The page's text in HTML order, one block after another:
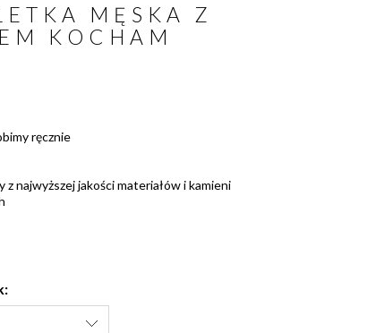
MĘSKA Z
KOCHAM
ręcznie
z najwyższej jakości materiałów i kamieni